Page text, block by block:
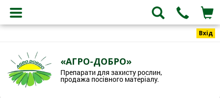
Вхід
«АГРО-ДОБРО»
Препарати для захисту рослин,
продажа посівного матеріалу.